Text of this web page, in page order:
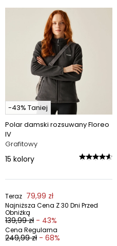
-43% Taniej
Polar damski rozsuwany Floreo
IV
Grafitowy
15 kolory
Teraz 79,99 zł
Najniższa Cena Z 30 Dni Przed
Obniżką
139,99 zł - 43%
Cena Regularna
249,99 zł - 68%